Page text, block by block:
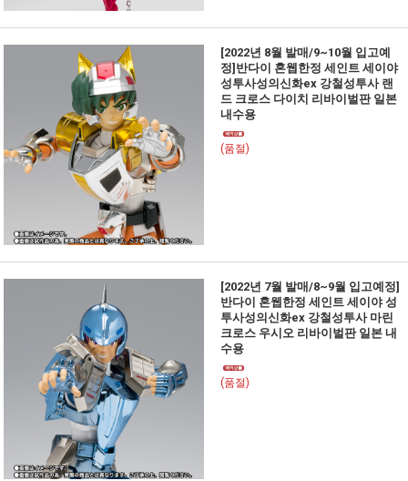
[2022년 8월 발매/9~10월 입고예
정]반다이 혼웹한정 세인트 세이야
성투사성의신화ex 강철성투사 랜
드 크로스 다이치 리바이벌판 일본
내수용
(품절)
[2022년 7월 발매/8~9월 입고예정]
반다이 혼웹한정 세인트 세이야 성
투사성의신화ex 강철성투사 마린
크로스 우시오 리바이벌판 일본 내
수용
(품절)